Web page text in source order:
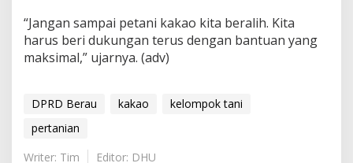
“Jangan sampai petani kakao kita beralih. Kita
harus beri dukungan terus dengan bantuan yang
maksimal,” ujarnya. (adv)
DPRD Berau kakao
kelompok tani
pertanian
Writer: Tim
Editor: DHU